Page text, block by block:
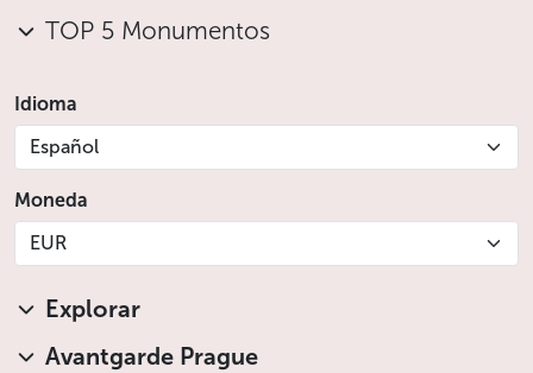
TOP 5 Monumentos
Idioma
Español
Moneda
EUR
Explorar
Avantgarde Prague